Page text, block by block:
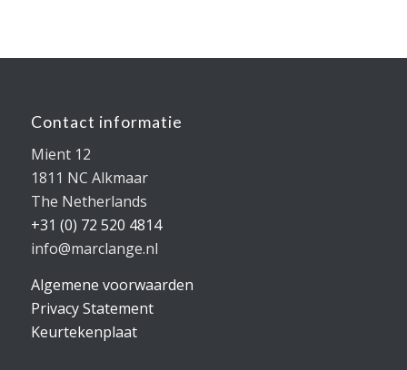
Contact informatie
Mient 12
1811 NC Alkmaar
The Netherlands
+31 (0) 72 520 4814
info@marclange.nl
Algemene voorwaarden
Privacy Statement
Keurtekenplaat